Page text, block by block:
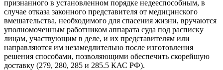
признанного в установленном порядке недееспособным, в
случае отказа законного представителя от медицинского
вмешательства, необходимого для спасения жизни, вручаются
уполномоченным работником аппарата суда под расписку
лицам, участвующим в деле, и их представителям или
направляются им незамедлительно после изготовления
решения способами, позволяющими обеспечить скорейшую
доставку (279, 280, 285 и 285.5 КАС РФ).